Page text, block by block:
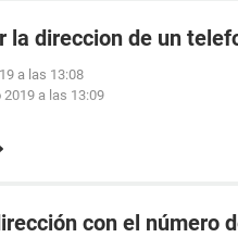
la direccion de un
a las 13:08
2019 a las 13:09
con el número